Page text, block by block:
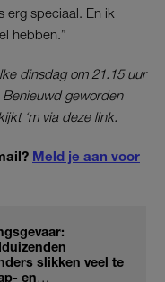
erg speciaal. En ik
hebben.”
dinsdag om 21.15 uur
geworden
‘m via deze link.
Meld je aan voor
slikken veel te
en